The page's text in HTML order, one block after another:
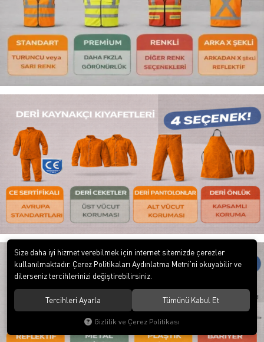
Size daha iyi hizmet verebilmek için internet sitemizde çerezler
kullanılmaktadır. Çerez Politikaları Aydınlatma Metni’ni okuyabilir ve
dilerseniz tercihlerinizi değiştirebilirsiniz.
Tercihleri Ayarla Tümünü Kabul Et
Gizlilik ve Çerez Politikası